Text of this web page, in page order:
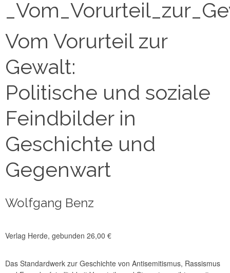
Vom Vorurteil zur
Gewalt:
Politische und soziale
Feindbilder in
Geschichte und
Gegenwart
Wolfgang Benz
Verlag Herde, gebunden 26,00 €
Das Standardwerk zur Geschichte von Antisemitismus, Rassismus